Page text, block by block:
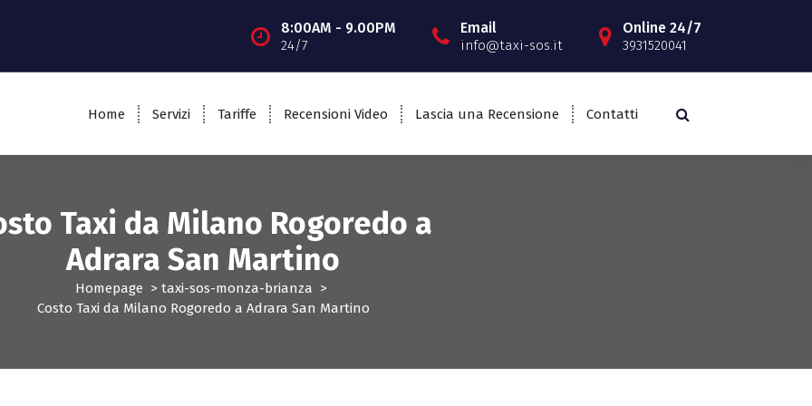
8:00AM - 9.00PM
24/7
Email
info@taxi-sos.it
Online 24/7
3931520041
Home Servizi Tariffe Recensioni Video Lascia una Recensione Contatti
Taxi da Milano Rogoredo a
Adrara San Martino
Homepage > taxi-sos-monza-brianza >
Costo Taxi da Milano Rogoredo a Adrara San Martino